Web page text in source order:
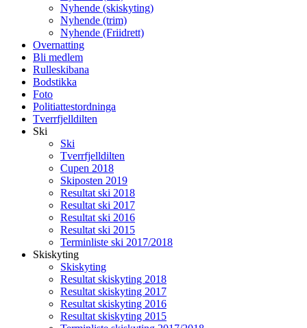
Nyhende (skiskyting)
Nyhende (trim)
Nyhende (Friidrett)
Overnatting
Bli medlem
Rulleskibana
Bodstikka
Foto
Politiattestordninga
Tverrfjelldilten
Ski
Ski
Tverrfjelldilten
Cupen 2018
Skiposten 2019
Resultat ski 2018
Resultat ski 2017
Resultat ski 2016
Resultat ski 2015
Terminliste ski 2017/2018
Skiskyting
Skiskyting
Resultat skiskyting 2018
Resultat skiskyting 2017
Resultat skiskyting 2016
Resultat skiskyting 2015